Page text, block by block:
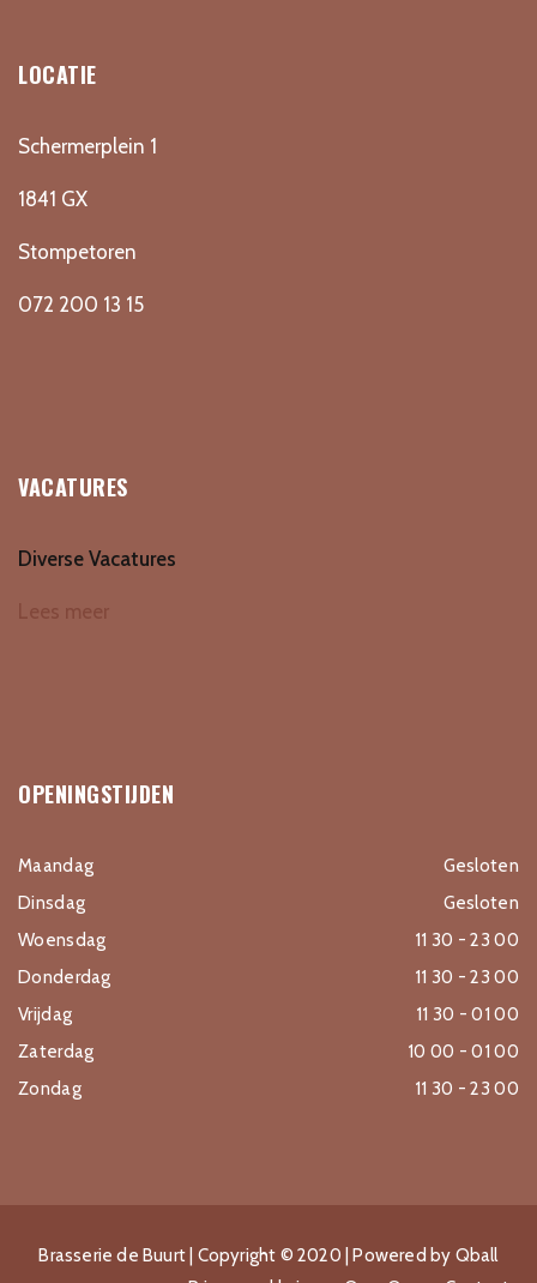
LOCATIE
Schermerplein 1
1841 GX
Stompetoren
072 200 13 15
VACATURES
Diverse Vacatures
Lees meer
OPENINGSTIJDEN
Maandag
Gesloten
Dinsdag
Gesloten
Woensdag
11 30 - 23 00
Donderdag
11 30 - 23 00
Vrijdag
11 30 - 01 00
Zaterdag
10 00 - 01 00
Zondag
11 30 - 23 00
Brasserie de Buurt | Copyright © 2020 | Powered by Qball